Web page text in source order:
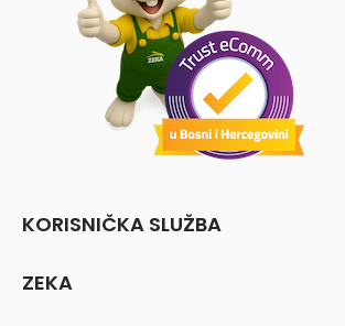
KORISNIČKA SLUŽBA
ZEKA